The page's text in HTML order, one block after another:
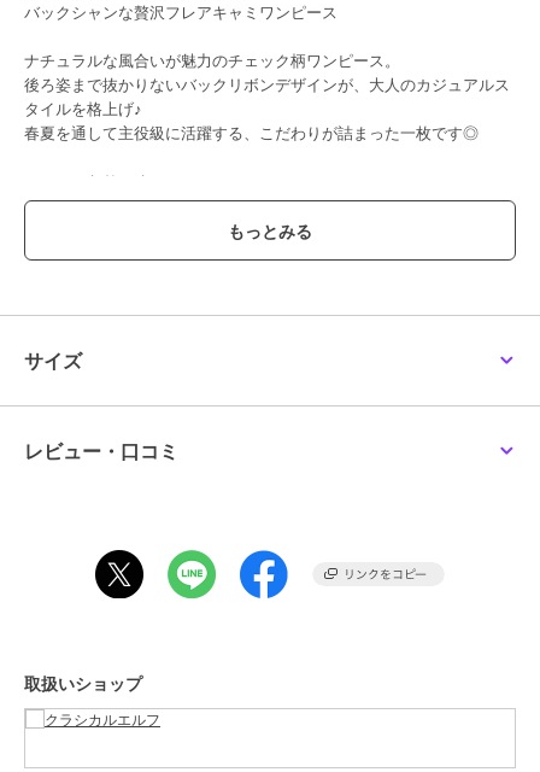
バックシャンな贅沢フレアキャミワンピース
ナチュラルな風合いが魅力のチェック柄ワンピース。
後ろ姿まで抜かりないバックリボンデザインが、大人のカジュアルス
タイルを格上げ♪
春夏を通して主役級に活躍する、こだわりが詰まった一枚です◎
・シワになりにくい
・フレアシルエット
一番のときめきポイントは、なんといっても後ろ姿。
華奢な紐で結ぶリボンデザインが、バックシャンなアクセントに！
さらに、裏地付きなので、一枚でも透け感を気にせず安心◎
ナチュラルな素材感
※イエローチェックのみ、他カラーと混率が異なります。ご購入の際
厚さ：薄手
伸縮性：なし
サイズ
レビュー・口コミ
取扱いショップ